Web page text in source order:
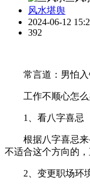
风水堪舆
2024-06-12
392
常言道：男怕
工作不顺心怎么
1、看八字喜忌
根据八字喜忌
不适合这个方向的
2、变更职场环